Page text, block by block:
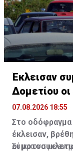
Έκλεισαν
Δομετίου
07.08.2026 18:55
Στο οδόφραγμα
έκλεισαν,
οι
Σύμφωνα με